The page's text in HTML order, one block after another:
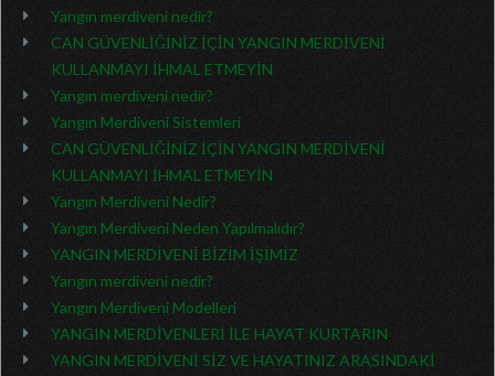
Yangın merdiveni nedir?
CAN GÜVENLİĞİNİZ İÇİN YANGIN MERDİVENİ
KULLANMAYI İHMAL ETMEYİN
Yangın merdiveni nedir?
Yangın Merdiveni Sistemleri
CAN GÜVENLİĞİNİZ İÇİN YANGIN MERDİVENİ
KULLANMAYI İHMAL ETMEYİN
Yangın Merdiveni Nedir?
Yangın Merdiveni Neden Yapılmalıdır?
YANGIN MERDİVENİ BİZİM İŞİMİZ
Yangın merdiveni nedir?
Yangın Merdiveni Modelleri
YANGIN MERDİVENLERİ İLE HAYAT KURTARIN
YANGIN MERDİVENİ SİZ VE HAYATINIZ ARASINDAKİ